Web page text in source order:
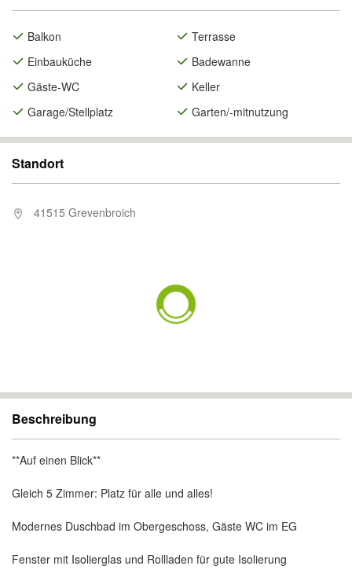
Balkon
Terrasse
Einbauküche
Badewanne
Gäste-WC
Keller
Garage/Stellplatz
Garten/-mitnutzung
Standort
41515 Grevenbroich
Beschreibung
**Auf einen Blick**
Gleich 5 Zimmer: Platz für alle und alles!
Modernes Duschbad im Obergeschoss, Gäste WC im EG
Fenster mit Isolierglas und Rollladen für gute Isolierung